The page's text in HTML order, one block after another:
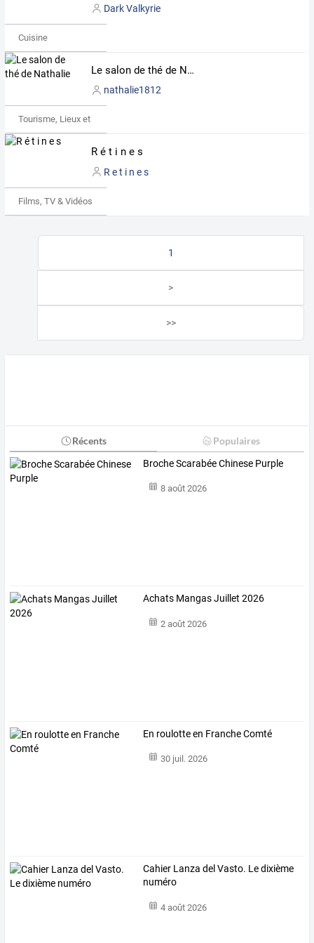
Dark Valkyrie
Cuisine
Le salon de thé de Nathalie
nathalie1812
Tourisme, Lieux et Événements
R é t i n e s
R e t i n e s
Films, TV & Vidéos
1
>
>>
Récents Populaires
Broche Scarabée Chinese Purple
8 août 2026
Achats Mangas Juillet 2026
2 août 2026
En roulotte en Franche Comté
30 juil. 2026
Cahier Lanza del Vasto. Le dixième
numéro
4 août 2026